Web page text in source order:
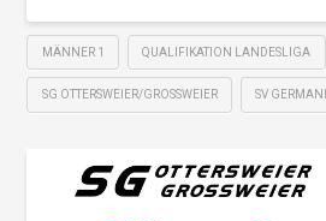
MÄNNER 1 QUALIFIKATION LANDESLIGA
SG OTTERSWEIER/GROSSWEIER SV